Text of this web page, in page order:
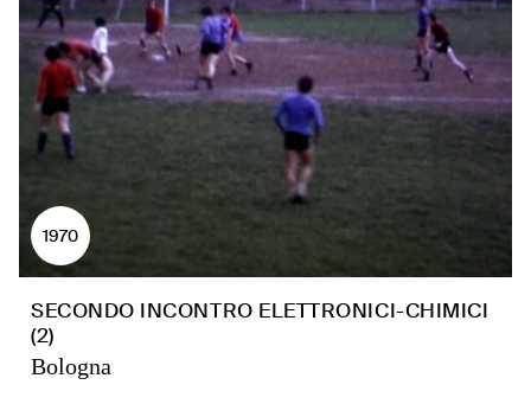
1970
SECONDO INCONTRO ELETTRONICI-CHIMICI
(2)
Bologna